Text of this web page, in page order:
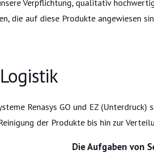
Verpflichtung, qualitativ
die auf diese Produkte angewiesen
Renasys GO und EZ (Unterdruck)
der Produkte bis hin zur
Die Aufgaben von